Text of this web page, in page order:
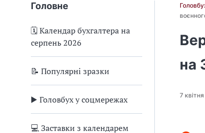
Головне
🗓️ Календар бухгалтера на
серпень 2026
📝 Популярні зразки
▶️ Головбух у соцмережах
💻 Заставки з календарем
на
7